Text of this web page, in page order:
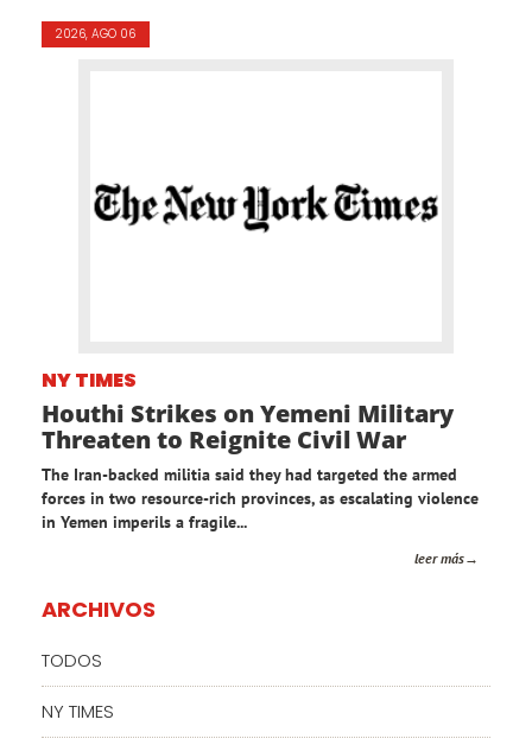
2026, AGO 06
NY TIMES
Houthi Strikes on Yemeni Military
Threaten to Reignite Civil War
The Iran-backed militia said they had targeted the armed
forces in two resource-rich provinces, as escalating violence
in Yemen imperils a fragile...
leer más
ARCHIVOS
TODOS
NY TIMES